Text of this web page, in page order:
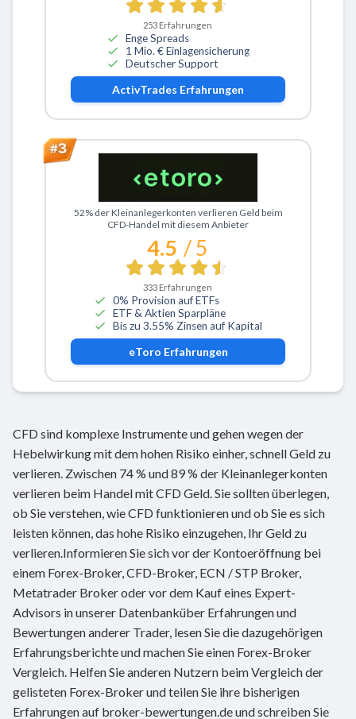
253 Erfahrungen
Enge Spreads
1 Mio. € Einlagensicherung
Deutscher Support
ActivTrades Erfahrungen
Zu eToro
52% der Kleinanlegerkonten verlieren Geld beim
CFD-Handel mit diesem Anbieter
4.5 / 5
333 Erfahrungen
0% Provision auf ETFs
ETF & Aktien Sparpläne
Bis zu 3.55% Zinsen auf Kapital
eToro Erfahrungen
CFD sind komplexe Instrumente und gehen wegen der
Hebelwirkung mit dem hohen Risiko einher, schnell Geld zu
verlieren. Zwischen 74 % und 89 % der Kleinanlegerkonten
verlieren beim Handel mit CFD Geld. Sie sollten überlegen,
ob Sie verstehen, wie CFD funktionieren und ob Sie es sich
leisten können, das hohe Risiko einzugehen, Ihr Geld zu
verlieren.Informieren Sie sich vor der Kontoeröffnung bei
einem Forex-Broker, CFD-Broker, ECN / STP Broker,
Metatrader Broker oder vor dem Kauf eines Expert-
Advisors in unserer Datenbanküber Erfahrungen und
Bewertungen anderer Trader, lesen Sie die dazugehörigen
Erfahrungsberichte und machen Sie einen Forex-Broker
Vergleich. Helfen Sie anderen Nutzern beim Vergleich der
gelisteten Forex-Broker und teilen Sie ihre bisherigen
Erfahrungen auf broker-bewertungen.de und schreiben Sie